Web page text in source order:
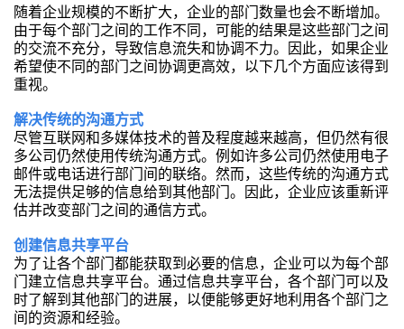
随着企业规模的不断扩大，企业的部门数量也会不断增加。
由于每个部门之间的工作不同，可能的结果是这些部门之间
的交流不充分，导致信息流失和协调不力。因此，如果企业
希望使不同的部门之间协调更高效，以下几个方面应该得到
重视。
解决传统的沟通方式
尽管互联网和多媒体技术的普及程度越来越高，但仍然有很
多公司仍然使用传统沟通方式。例如许多公司仍然使用电子
邮件或电话进行部门间的联络。然而，这些传统的沟通方式
无法提供足够的信息给到其他部门。因此，企业应该重新评
估并改变部门之间的通信方式。
创建信息共享平台
为了让各个部门都能获取到必要的信息，企业可以为每个部
门建立信息共享平台。通过信息共享平台，各个部门可以及
时了解到其他部门的进展，以便能够更好地利用各个部门之
间的资源和经验。